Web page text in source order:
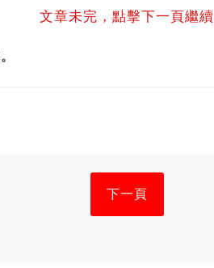
文章未完，點擊下一頁繼續
下一頁